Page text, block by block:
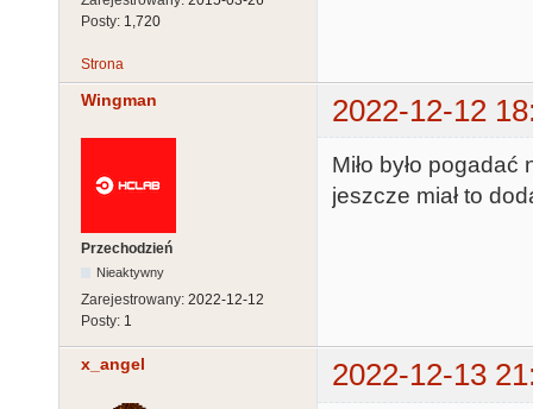
Posty: 1,720
Strona
Wingman 2022-12-12
Przechodzień
Nieaktywny
Zarejestrowany: 2022-12-12
Posty: 1
Miło było
jeszcze miał to
x_angel 2022-12-13